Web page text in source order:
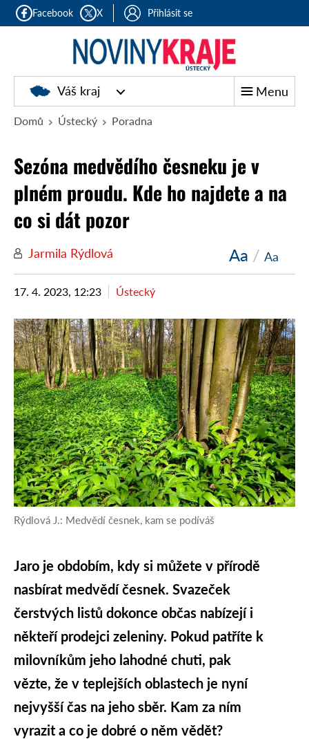
Facebook X Přihlásit se
Váš kraj Menu
Domů Ústecký Poradna
Sezóna medvědího česneku je v
plném proudu. Kde ho najdete a na
co si dát pozor
Jarmila Rýdlová Aa / Aa
17. 4. 2023, 12:23 Ústecký
Rýdlová J.: Medvědí česnek, kam se podíváš
Jaro je obdobím, kdy si můžete v přírodě
nasbírat medvědí česnek. Svazeček
čerstvých listů dokonce občas nabízejí i
někteří prodejci zeleniny. Pokud patříte k
milovníkům jeho lahodné chuti, pak
vězte, že v teplejších oblastech je nyní
nejvyšší čas na jeho sběr. Kam za ním
vyrazit a co je dobré o něm vědět?